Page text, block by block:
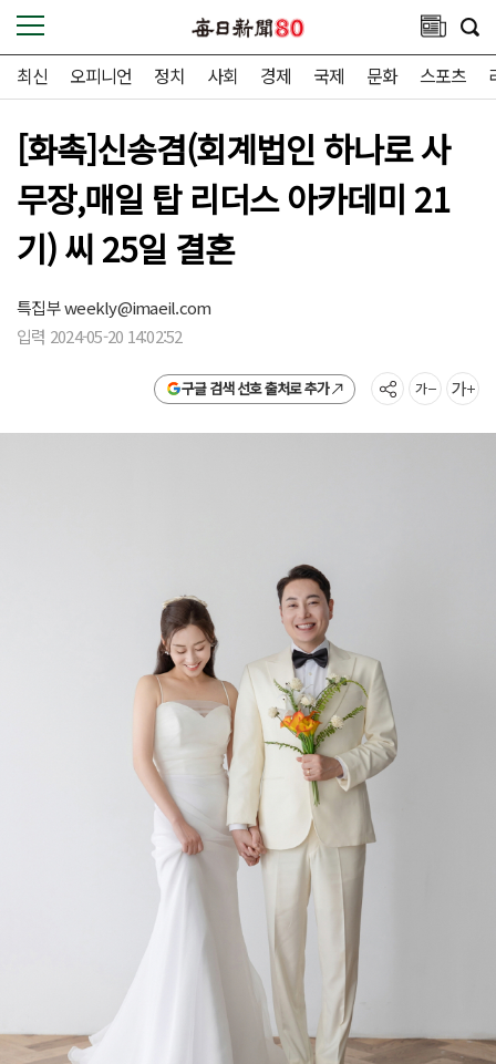
최신 오피니언 정치 사회 경제 국제 문화 스포츠
[화촉]신송겸(회계법인 하나로 사
무장,매일 탑 리더스 아카데미 21
기) 씨 25일 결혼
특집부weekly@imaeil.com
입력 2024-05-20 14:02:52
구글 검색 선호 출처로 추가